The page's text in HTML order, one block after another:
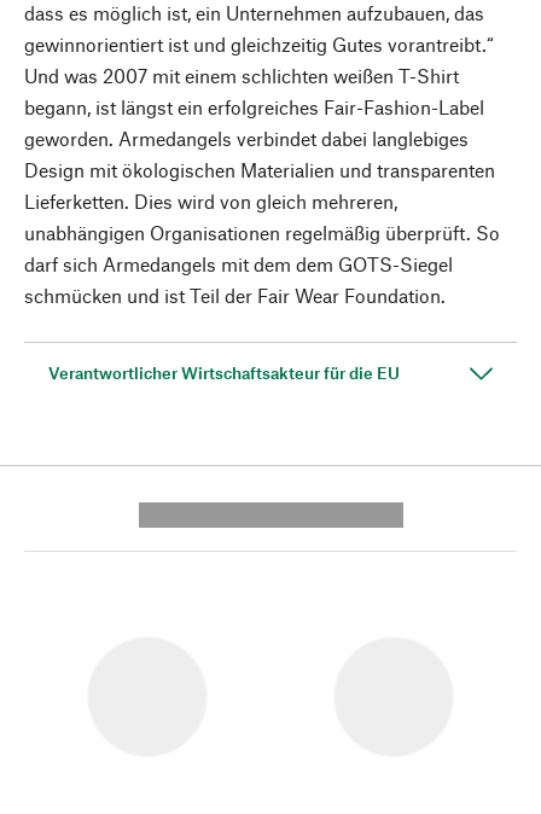
dass es möglich ist, ein Unternehmen aufzubauen, das
gewinnorientiert ist und gleichzeitig Gutes vorantreibt.“
Und was 2007 mit einem schlichten weißen T-Shirt
begann, ist längst ein erfolgreiches Fair-Fashion-Label
geworden. Armedangels verbindet dabei langlebiges
Design mit ökologischen Materialien und transparenten
Lieferketten. Dies wird von gleich mehreren,
unabhängigen Organisationen regelmäßig überprüft. So
darf sich Armedangels mit dem dem GOTS-Siegel
schmücken und ist Teil der Fair Wear Foundation.
Verantwortlicher Wirtschaftsakteur für die EU